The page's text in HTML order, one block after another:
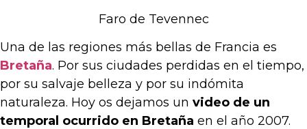
Faro de Tevennec
Una de las regiones más bellas de Francia es
Bretaña. Por sus ciudades perdidas en el tiempo,
por su salvaje belleza y por su indómita
naturaleza. Hoy os dejamos un video de un
temporal ocurrido en Bretaña en el año 2007.